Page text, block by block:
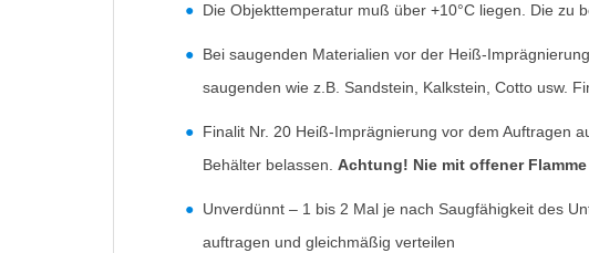
Die Objekttemperatur muß über +10°C liegen. Die zu
Bei saugenden Materialien vor der Heiß-
saugenden wie z.B. Sandstein, Kalkstein, Cotto usw.
Finalit Nr. 20 Heiß-Imprägnierung vor dem Auftragen
Behälter belassen. Achtung! Nie mit offener
Unverdünnt – 1 bis 2 Mal je nach Saugfähigkeit des
auftragen und gleichmäßig verteilen